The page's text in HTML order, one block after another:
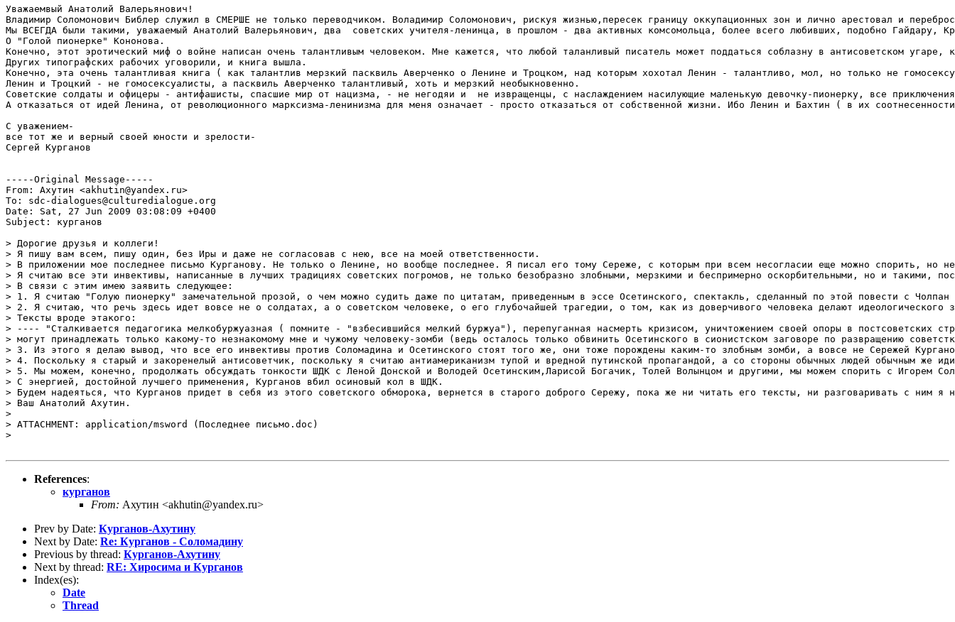
Уважаемвый Анатолий Валерьянович!
Владимир Соломонович Библер служил в СМЕРШЕ не только переводчиком. Воладимир Соломонович, рискуя жизнью,пересек границу оккупационных зон и лично арестовал и перебросил в советскую зону  первого заместителя Геббельса и лично допрашивал его. Владимир Соломонович Библер в качестве офицера СМЕРШ лично доправшивал руководителя союза немецких девушек, распропаганлировал ее, и она, уходя на расстрел, написала ему и передала записку о том, что она умирает, разочароваввшись в Гитлере. Обо всем этом рассказывал мне Библер. Рассказывал он об этом и о многом  Литовскому. И мы с Литовским гордились своим   научным руководителем еще и потому, что он - марксист, коммунист, боевой советский офицер -  профессиональный военный контрразведчик,  а не просто переводчик СМЕРШа, как подает Ахутин, грубо искажая биографию Библера в угоду своим дисилдентским взглядом ( Ахутину нужен УДОБНЫЙ Библер, похожий во всем на него, Ахутина, Библер))
Мы ВСЕГДА были такими, уважаемый Анатолий Валерьянович, два  советских учителя-ленинца, в прошлом - два активных комсомольца, более всего любивших, подобно Гайдару, Красную Армию ( я целовал крылья самолетов МИГов, сбивавших фантомы во Вьетнаме и гордиля советскими летчиками, не уступивших в бою шакалам-американцам во Вьетнаме, я имею четыре воинских специальности, вторым в авиационной эскадрилье стреляю из славного АКМ, служил в ЮГВ под Будапештом, и служба в Советской армии - лучшие годы моей жизни!) основавших, наряду со своим научным руководителем, Школу диалога культур. Вся наша работа ( и это видно из наших писем Билеру, которые я собираюсь опубликовать) была связана с продолжением Октябрьской революции в образовании - с "Задачами союзов молодежи" Ленина. с идеями Макаренко и коммунарского движдения, с Аркадием Гайдаром и другими соевсткими педагогическими идеями  и деятелями советской социалистической педагогической мысли.И я, и Литовский всегда были и остаемся советскими людьми, глубоко уважающими и почитающими Ленина и ленинскую большевистскую гвардию, уничтоженную Сталиным, поддерживающими в себе основные ценности научного социализма и научного коммунизма, ненавидящими всей своей душой империализм в любой национальной одежде, презирающими любую антисоветчину и любой антикоммунищм,  презирающими "Голос Америки" и другие лживые, работавшие на США, ЦРУ и американский империализм "голоса". Мы любили  и любим Советский Союз, мы любили  и любим социализм, мы всецело стремились его усовершенствовать, при этом не боясь вступать в самые жесткие споры с начальством. Достаоточно сказаать, что, когда Библера несправедливо уволили, мы обратились с  очень резким письмом к всесильному Андропову и получили, между прочим, благоприятный ответ его  секретаря Мелик-Нубарова, правда, несколько запоздавший. Мы не боялись своего советского государства, хотя видели его недостатки и пытались их исправлять ( эти недостатки гораздо менее существенны, чем пороки имперских США или других государств Запада, но исправлять их пороки - дело неоглобалистов, коммунистов, антифашистов и других левых сил Запада и США - я против вмешательства во внутренние дела других государств - но пусть американцы и в наши не лезут - а то не ровен час, в Украине придет к власти нормольный президент, который, естественно, не понравится США и, что  - будут бомбить Киев и Харьков фантомами, как бомбили Белград? - сбивать будем фантомы, можете не сомневаться, пусть Игорь Соломадин - платный агент американского влияния и слушатель школы НАТО - сам не постеснялся признаться в интернете - так и и передаст по начальству), считали и счтаем, что жизнь в СССР в 70-90 годы была гораздо ярче, гуманнее, интереснее и лучше, чем жизнь в США или буржуазной Европе. Я уже не говорю о тепрешней имперской России и компрадорской Украине.
О "Голой пионерке" Кононова.
Конечно, этот эротический миф о войне написан очень талантливым человеком. Мне кажется, что любой таланливый писатель может поддаться соблазну в антисоветском угаре, который наступил в России, написать такое. У нас свобода слова. И такую книгу стоило опубликовать. Никто, впрочем, не может помешать рабочим типографии устроить забастовку и не напечатать эту книгу, которая их глубоко возмутила. Это значит, что в России еще есть сознательные рабочие, и не все развращены мелкобуржуазной стихией и служащей ей интеллигенции.
Других типографских рабочих уговорили, и книга вышла.
Конечно, эта очень талантливая книга ( как талантлив мерзкий пасквиль Аверченко о Ленине и Троцком, над которым хохотал Ленин - талантливо, мол, но только не гомосексуалисты Ленин и Троцкий, не похоже, господин Аверченко, но книгу печатать, пусть и другие посмеются).
Ленин и Троцкий - не гомосексуалисты, а пасквиль Аверченко талантливый, хоть и мерзкий необыкновенно.
Советские солдаты и офицеры - антифашисты, спасшие мир от нацизма, - не негодяи и  не извращенцы, с наслаждением насилующие маленькую девочку-пионерку, все приключения голой пионерки  изобретательно выдуманы Кононовым. Но пасквиль Конова очень таланлтив. Это талантливый плевок в лицо всем фронтовикам, нашим отцам и дедам. Плевок в лицо Беку с его "Волоколамским шоссе", плевок в лицу Гроссману и Окуджаве, Давиду Самойлову и Павлу Когану, Кульчицкому и Гудзенко, Астафьеву и Василю Быкову. Вот они писали о войне ПРАВДУ.   Если о Ленине мне много рассказывала бабушка, беспартийный делегат Первого всероссийского съезда советов, а у многих такой возможности не было, то о войне, извините, очень многие знают правду от самих фронтовиков. И рабочие типографии возмутились не случайно - лгать о войне стыдно. Даже если ложь о войне подана очень душевно и талантливо.Труд Осетинского о Голой пионерке - с литературоведческой точки зрения совершенно беспомощен. Осетинский ненавидит великий фильм "В бой идут одни старики" - но доверился "Голой пионерке" - пасквилю, который совпадает с его всегдашними ( еще с юности) антисоветскими настроенями. Смакует  омерзительные ( но талантливо, как в лучших порнороманах оформленные!)эротические подробности и говорит, что в них нет ни грана эротики. Соломадин советует прочесть старшеклассникам эту статью - это уже совсем дико - она вовсе не предназначена для школьников. Все та же тяга к "катастрофическому взрослению" и полное невниимание к возрастной адресации. Только и всего.
А отказаться от идей Ленина, от революционного марксизма-ленинизма для меня означает - просто отказаться от собственной жизни. Ибо Ленин и Бахтин ( в их соотнесенности) - мотор всех моих книг, статей, моей педагогической деятельности.

С уважением-
все тот же и верный своей юности и зрелости-
Сергей Курганов


-----Original Message-----
From: Ахутин <akhutin@yandex.ru>
To: sdc-dialogues@culturedialogue.org
Date: Sat, 27 Jun 2009 03:08:09 +0400
Subject: курганов

> Дорогие друзья и коллеги!
> Я пишу вам всем, пишу один, без Иры и даже не согласовав с нею, все на моей ответственности. 
> В приложении мое последнее письмо Курганову. Не только о Ленине, но вообще последнее. Я писал его тому Сереже, с которым при всем несогласии еще можно спорить, но не тому незнакомому человеку, каковым он стал мне теперь. Прочитав его отзывы о "Голой пионерке", об эссе Осетинского, я ни молчать, не бездействовать не могу. 
> Я считаю все эти инвективы, написанные в лучших традициях советских погромов, не только безобразно злобными, мерзкими и беспримерно оскорбительными, но и такими, после которых он стал мне чужим человеком, как если бы я обнаружил вдруг, что он гэбешник. 
> В связи с этим имею заявить следующее:
> 1. Я считаю "Голую пионерку" замечательной прозой, о чем можно судить даже по цитатам, приведенным в эссе Осетинского, спектакль, сделанный по этой повести с Чолпан Хаматовой в главной роли, -- шедевром, а эссе Володи продуманным, тонким и серьезным.
> 2. Я считаю, что речь здесь идет вовсе не о солдатах, а о советском человеке, о его глубочайшей трагедии, о том, как из доверчивого человека делают идеологического зомби и как этот человек проламывает себе выход их своей зомбированности. Я считаю, что не расслышать, не распознать этой человечнейшей трагедии в гротеске "Голой пионерки" значит быть совершенно глухим к литературе (я уж не говорю о такой мелочи, как о неумении отличить художественное произведение от документа), а глухота к литературе есть лишь симптом глухоты и бесчувственности к человеку в его человечности. Сам Курганов по непонятным мне причинам вдруг решил расстаться с человеком в себе -- умным, чутким, любящим, понимающим, каким я его всегда знал -- и с какой-то отчаянной страстью отдаться своему идеологическому зомби, который, разумеется ни слышать, ни понимать что бы то ни было настоящее не способен. 
> Тексты вроде этакого:
> ---- "Сталкивается педагогика мелкобуржуазная ( помните - "взбесившийся мелкий буржуа"), перепуганная насмерть кризисом, уничтожением своей опоры в постсоветских странах- развращенной армии "офисного планктона", опиравшаяся на американскую модель образования и воспитания ( отчасти придуманную диссидентсткой интеллигенцией, рабски слушавшей "Голос Америки из Вашигтона", а теперь пришедшей к власти в постсоветском образовании - вспомните мою статью в "Учительской газете"против Э.Днепрова, тогдашненго "американского министра российского образования" под названием "НАС РУССКОМУ НАУЧИТ ВАШИНГТОН?") - и Школа диалога культур, созданная марксистом, коммунистом, фронтовиком, блестящим офицером СМЕРШа, профессиональным военным разведчиком Советской Армии, гениальным советским философом Владимиром Соломоновичем Библером" ----- 
> могут принадлежать только какому-то незнакомому мне и чужому человеку-зомби (ведь осталось только обвинить Осетинского в сионистском заговоре по развращению советстких детей), который не слышит даже, как он оскорбляет любимого им и уважаемого человека, учителя, расхваливая его службу в СМЕРШ (в качестве переводчика, для тех, кто не знает).
> 3. Из этого я делаю вывод, что все его инвективы против Соломадина и Осетинского стоят того же, они тоже порождены каким-то злобным зомби, а вовсе не Сереж
References:
курганов
From: Ахутин <akhutin@yandex.ru>
Prev by Date: Курганов-Ахутину
Next by Date: Re: Курганов - Соломадину
Previous by thread: Курганов-Ахутину
Next by thread: RE: Хиросима и Курганов
Index(es):
Date
Thread